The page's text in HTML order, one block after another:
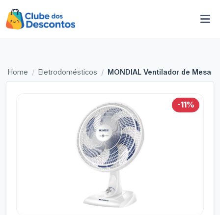
Home Eletrodomésticos MONDIAL Ventilador de Mesa
-11%